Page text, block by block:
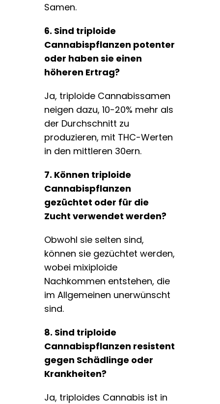
Samen.
6. Sind triploide
Cannabispflanzen potenter
oder haben sie einen
höheren Ertrag?
Ja, triploide Cannabissamen
neigen dazu, 10-20% mehr als
der Durchschnitt zu
produzieren, mit THC-Werten
in den mittleren 30ern.
7. Können triploide
Cannabispflanzen
gezüchtet oder für die
Zucht verwendet werden?
Obwohl sie selten sind,
können sie gezüchtet werden,
wobei mixiploide
Nachkommen entstehen, die
im Allgemeinen unerwünscht
sind.
8. Sind triploide
Cannabispflanzen resistent
gegen Schädlinge oder
Krankheiten?
Ja, triploides Cannabis ist in